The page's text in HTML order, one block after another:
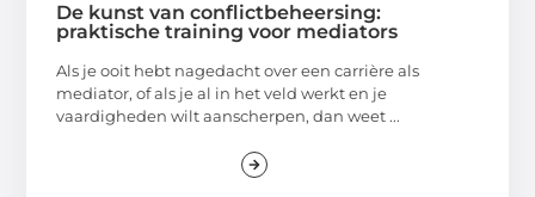
De kunst van conflictbeheersing:
praktische training voor mediators
Als je ooit hebt nagedacht over een carrière als
mediator, of als je al in het veld werkt en je
vaardigheden wilt aanscherpen, dan weet ...